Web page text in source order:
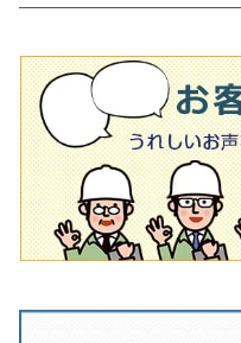
タイル針
タイル針
その他
オフセットタイプ（ハットタイプ
205ｍｍ（8インチ）
230mm（9インチ）
180mm（7インチ）
205mm（8インチ）
230mm（9インチ）
150ｍｍ（6インチ）
180ｍｍ（7インチ）
205mm（8インチ）